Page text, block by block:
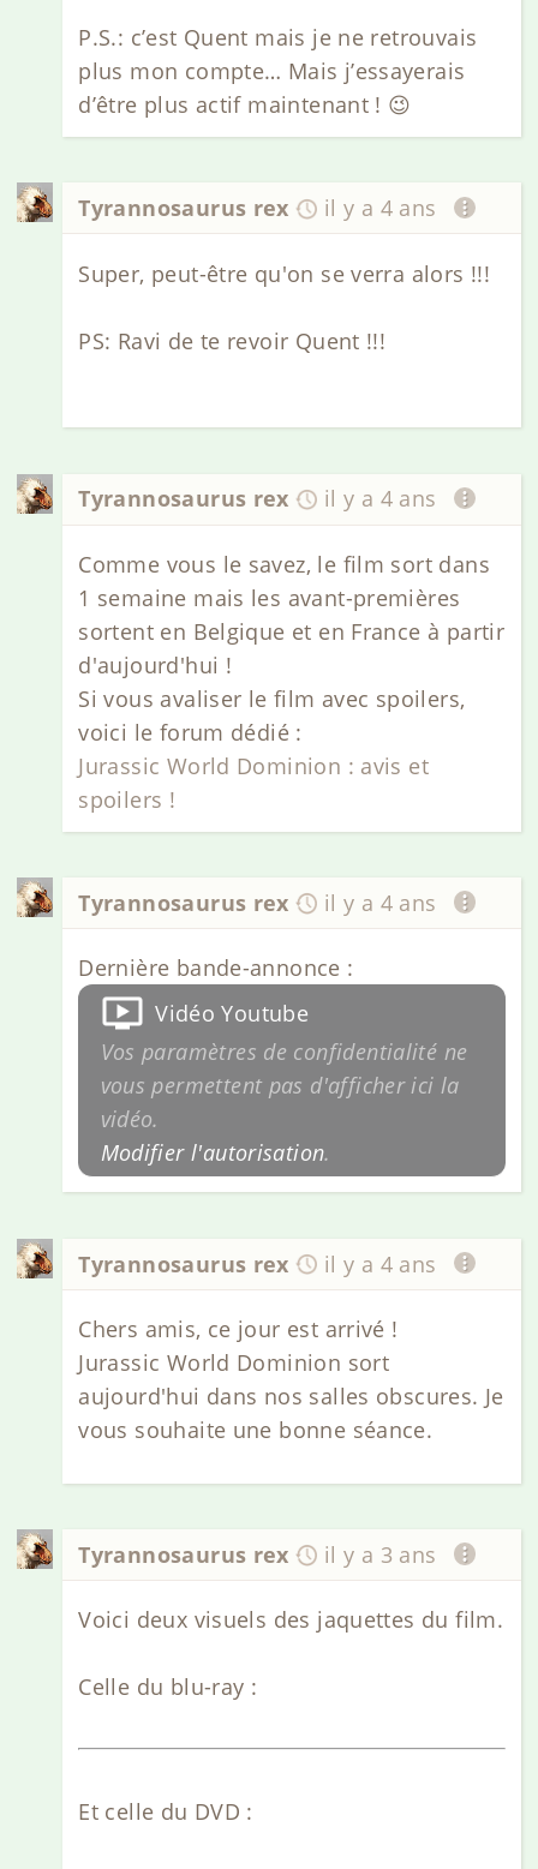
P.S.: c’est Quent mais je ne retrouvais
plus mon compte… Mais j’essayerais
d’être plus actif maintenant ! 😉
Tyrannosaurus rex il y a 4 ans
Super, peut-être qu'on se verra alors !!!
PS: Ravi de te revoir Quent !!!
Tyrannosaurus rex il y a 4 ans
Comme vous le savez, le film sort dans
1 semaine mais les avant-premières
sortent en Belgique et en France à partir
d'aujourd'hui !
Si vous avaliser le film avec spoilers,
voici le forum dédié :
Jurassic World Dominion : avis et
spoilers !
Tyrannosaurus rex il y a 4 ans
Dernière bande-annonce :
Vidéo Youtube
Vos paramètres de confidentialité ne
vous permettent pas d'afficher ici la
vidéo.
Modifier l'autorisation.
Tyrannosaurus rex il y a 4 ans
Chers amis, ce jour est arrivé !
Jurassic World Dominion sort
aujourd'hui dans nos salles obscures. Je
vous souhaite une bonne séance.
Tyrannosaurus rex il y a 3 ans
Voici deux visuels des jaquettes du film.
Celle du blu-ray :
Et celle du DVD :